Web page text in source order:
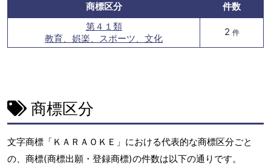
商標区分
件数
第４１類
教育、娯楽、スポーツ、文化
2 件
商標区分
文字商標「ＫＡＲＡＯＫＥ」における代表的な商標区分ごと
の、商標(商標出願・登録商標)の件数は以下の通りです。